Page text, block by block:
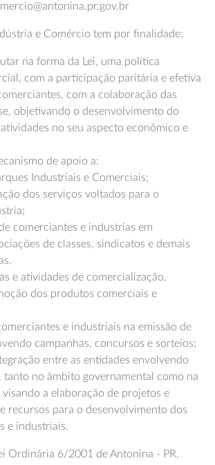
e Comércio tem por finalidade:
na forma da Lei, uma política
com a participação paritária e efetiva
com a colaboração das
objetivando o desenvolvimento do
no seu aspecto econômico e
de apoio a:
Industriais e Comerciais;
dos serviços voltados para o
comerciantes e industrias em
de classes, sindicatos e demais
e atividades de comercialização,
dos produtos comerciais e
e industriais na emissão de
campanhas, concursos e sorteios;
entre as entidades envolvendo
tanto no âmbito governamental como na
a elaboração de projetos e
recursos para o desenvolvimento dos
e industriais.
Ordinária 6/2001 de Antonina - PR.